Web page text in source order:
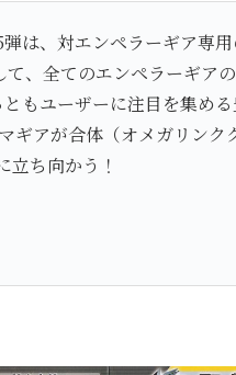
は、対エンペラーギア専
、全てのエンペラーギア
もユーザーに注目を集め
ギアが合体（オメガリン
立ち向かう！